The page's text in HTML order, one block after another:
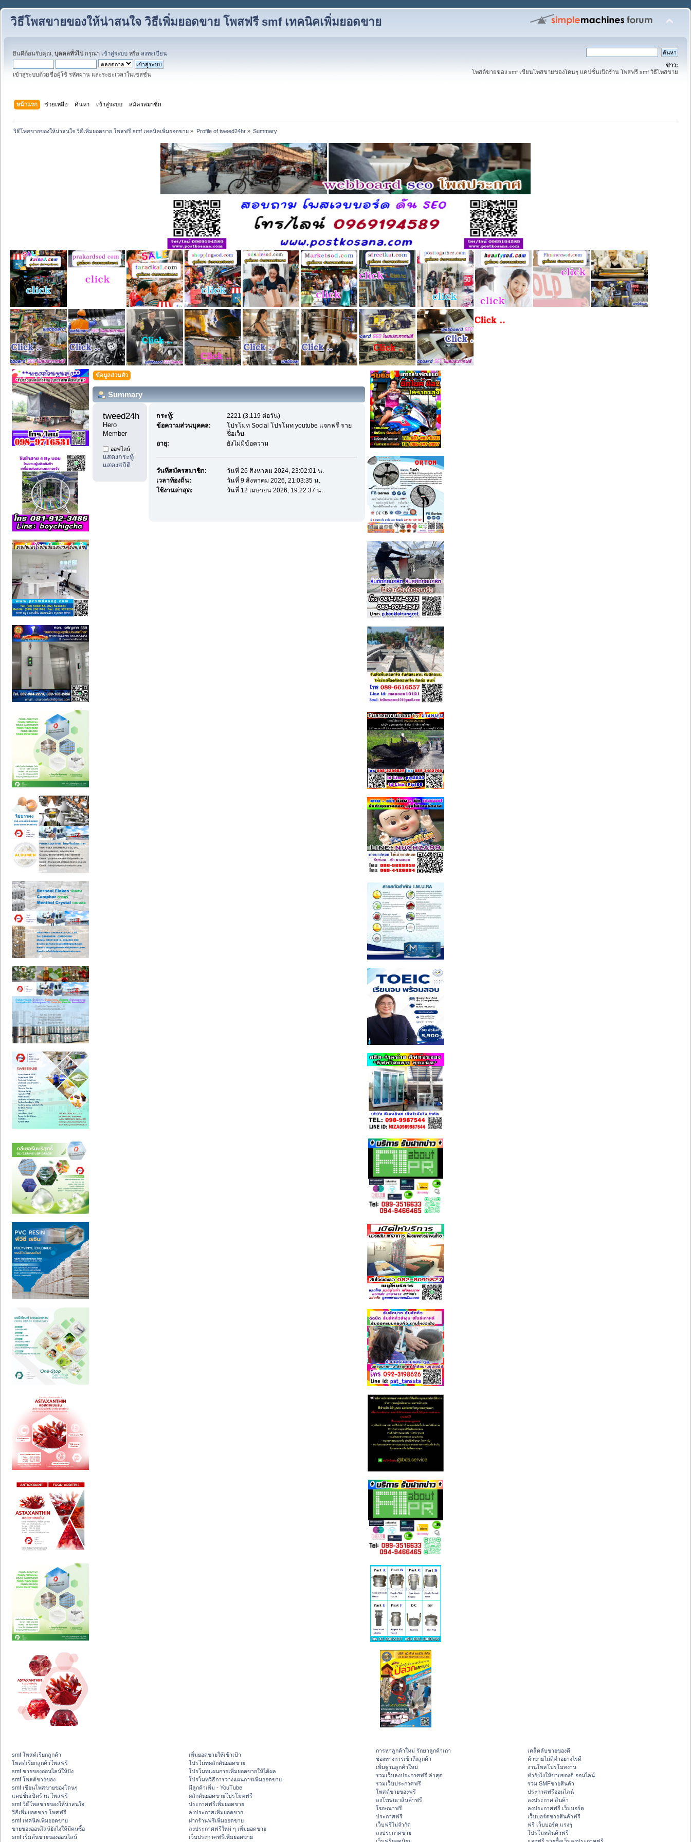
วิธีโพสขายของให้น่าสนใจ วิธีเพิ่มยอดขาย โพสฟรี smf เทคนิคเพิ่มยอดขาย
ยินดีต้อนรับคุณ, บุคคลทั่วไป กรุณา เข้าสู่ระบบ หรือ ลงทะเบียน
เข้าสู่ระบบด้วยชื่อผู้ใช้ รหัสผ่าน และระยะเวลาในเซสชั่น
ข่าว:
โพสต์ขายของ smf เขียนโพสขายของโดนๆ แคปชั่นเปิดร้าน โพสฟรี smf วิธีโพสขาย
หน้าแรก ช่วยเหลือ ค้นหา เข้าสู่ระบบ สมัครสมาชิก
วิธีโพสขายของให้น่าสนใจ วิธีเพิ่มยอดขาย โพสฟรี smf เทคนิคเพิ่มยอดขาย » Profile of tweed24hr» Summary
ข้อมูลส่วนตัว
Summary
Hero
Member
ออฟไลน์
แสดงกระทู้
แสดงสถิติ
กระทู้:
2221 (3.119 ต่อวัน)
ข้อความส่วนบุคคล:
โปรโมท Social โปรโมท youtube แจกฟรี ราย
ชื่อเว็บ
อายุ:
ยังไม่มีข้อความ
วันที่สมัครสมาชิก:
วันที่ 26 สิงหาคม 2024, 23:02:01 น.
เวลาท้องถิ่น:
วันที่ 9 สิงหาคม 2026, 21:03:35 น.
ใช้งานล่าสุด:
วันที่ 12 เมษายน 2026, 19:22:37 น.
smf โพสต์เรียกลูกค้า
โพสต์เรียกลูกค้าโพสฟรี
smf ขายของออนไลน์ให้ปัง
smf โพสต์ขายของ
smf เขียนโพสขายของโดนๆ
แคปชั่นเปิดร้าน โพสฟรี
smf วิธีโพสขายของให้น่าสนใจ
วิธีเพิ่มยอดขาย โพสฟรี
smf เทคนิคเพิ่มยอดขาย
ขายของออนไลน์ยังไงให้มีคนซื้อ
smf เริ่มต้นขายของออนไลน์
เพิ่มยอดขายให้เข้าเป้า
โปรโมทผลักดันยอดขาย
โปรโมทแผนการเพิ่มยอดขายให้ได้ผล
โปรโมทวิธีการวางแผนการเพิ่มยอดขาย
มีลูกค้าเพิ่ม - YouTube
ผลักดันยอดขายโปรโมทฟรี
ประกาศฟรีเพิ่มยอดขาย
ลงประกาศเพิ่มยอดขาย
ฝากร้านฟรีเพิ่มยอดขาย
ลงประกาศฟรีใหม่ ๆ เพิ่มยอดขาย
เว็บประกาศฟรีเพิ่มยอดขาย
การหาลูกค้าใหม่ รักษาลูกค้าเก่า
ช่องทางการเข้าถึงลูกค้า
เพิ่มฐานลูกค้าใหม่
รวมเว็บลงประกาศฟรี ล่าสุด
รวมเว็บประกาศฟรี
โพสต์ขายของฟรี
ลงโฆษณาสินค้าฟรี
โฆษณาฟรี
ประกาศฟรี
เว็บฟรีไม่จำกัด
ลงประกาศขาย
เคล็ดลับขายของดี
ค้าขายไม่ดีทำอย่างไรดี
งานโพสโปรโมทงาน
ทํายังไงให้ขายของดี ออนไลน์
รวม SMFขายสินค้า
ประกาศฟรีออนไลน์
ลงประกาศ สินค้า
ลงประกาศฟรี เว็บบอร์ด
เว็บบอร์ดขายสินค้าฟรี
ฟรี เว็บบอร์ด แรงๆ
โปรโมทสินค้าฟรี